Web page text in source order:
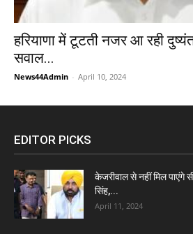
हरियाणा में टूटती नजर आ रही दुष्यंत
सवाल...
News44Admin - April 10, 2024
EDITOR PICKS
केजरीवाल से नहीं मिल
सिंह,...
April 11, 2024